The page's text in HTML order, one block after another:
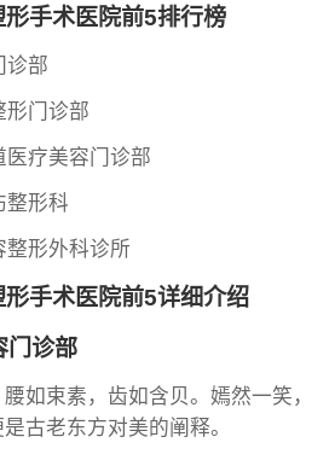
手术医院前5排行榜
诊部
形门诊部
疗美容门诊部
整形科
整形外科诊所
手术医院前5详细介绍
门诊部
如束素，齿如含贝。嫣然一笑，
古老东方对美的阐释。